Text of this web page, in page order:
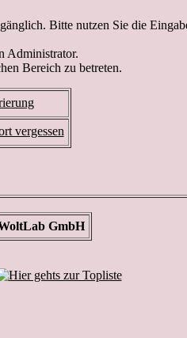
Bitte nutzen Sie die
Administrator.
Bereich zu betreten.
vergessen
GmbH